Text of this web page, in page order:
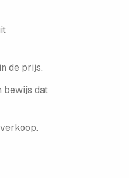
de prijs.
bewijs dat